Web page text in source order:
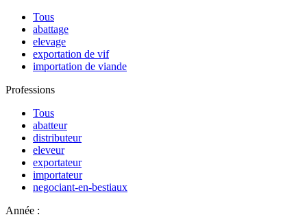
Tous
abattage
elevage
exportation de vif
importation de viande
Professions
Tous
abatteur
distributeur
eleveur
exportateur
importateur
negociant-en-bestiaux
Année :